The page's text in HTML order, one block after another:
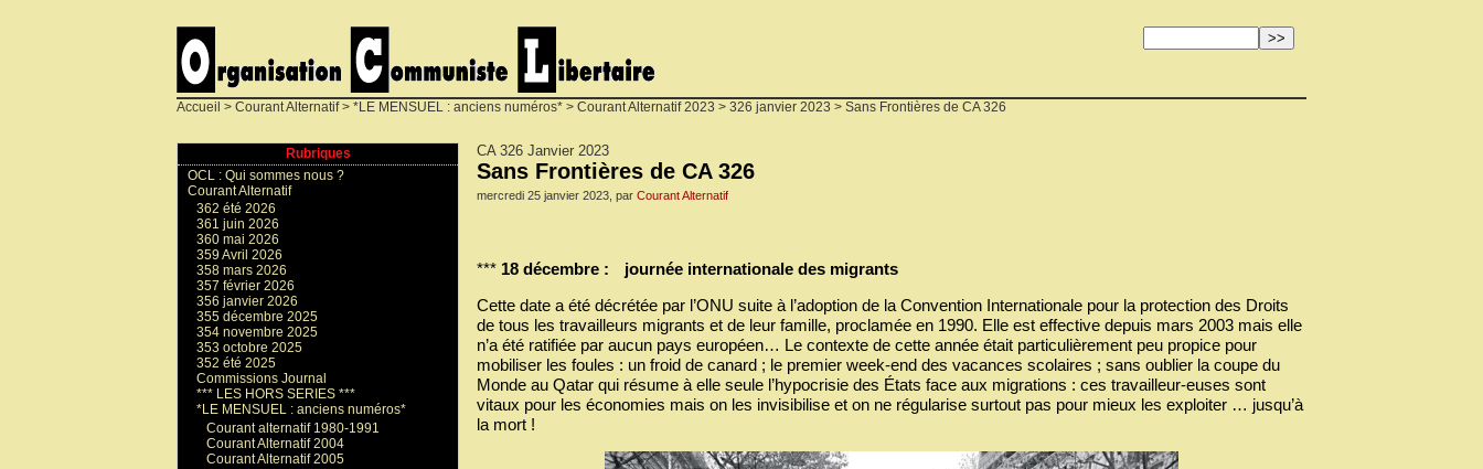
Accueil > Courant Alternatif> *LE MENSUEL : anciens numéros* > Courant Alternatif 2023 > 326 janvier 2023 > Sans Frontières de CA 326
CA 326 Janvier 2023
Sans Frontières de CA 326
mercredi 25 janvier 2023, par Courant Alternatif
*** 18 décembre : journée internationale des migrants
Cette date a été décrétée par l’ONU suite à l’adoption de la Convention Internationale pour la protection des Droits
de tous les travailleurs migrants et de leur famille, proclamée en 1990. Elle est effective depuis mars 2003 mais elle
n’a été ratifiée par aucun pays européen… Le contexte de cette année était particulièrement peu propice pour
mobiliser les foules : un froid de canard ; le premier week-end des vacances scolaires ; sans oublier la coupe du
Monde au Qatar qui résume à elle seule l’hypocrisie des États face aux migrations : ces travailleur-euses sont
vitaux pour les économies mais on les invisibilise et on ne régularise surtout pas pour mieux les exploiter … jusqu’à
la mort !
Rubriques
OCL : Qui sommes nous ?
Courant Alternatif
362 été 2026
361 juin 2026
360 mai 2026
359 Avril 2026
358 mars 2026
357 février 2026
356 janvier 2026
355 décembre 2025
354 novembre 2025
353 octobre 2025
352 été 2025
Commissions Journal
*** LES HORS SERIES ***
*LE MENSUEL : anciens numéros*
Courant alternatif 1980-1991
Courant Alternatif 2004
Courant Alternatif 2005